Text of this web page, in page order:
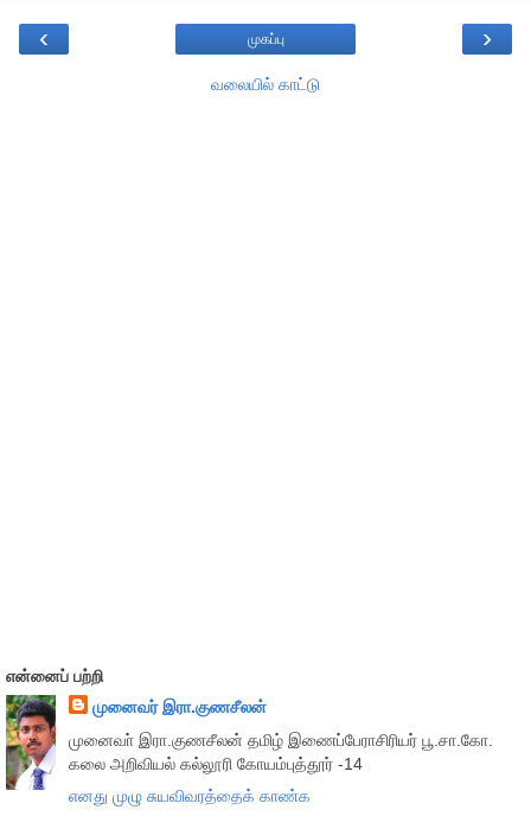
‹ ›
முகப்பு
வலையில் காட்டு
என்னைப் பற்றி
முனைவர் இரா.குணசீலன்
முனைவா் இரா.குணசீலன் தமிழ் இணைப்பேராசிரியர் பூ.சா.கோ.
கலை அறிவியல் கல்லூரி கோயம்புத்தூர் -14
எனது முழு சுயவிவரத்தைக் காண்க